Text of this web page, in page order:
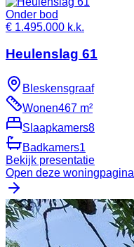
Onder bod
€ 1.495.000 k.k.
Heulenslag 61
Bleskensgraaf
Wonen467 m²
Slaapkamers8
Badkamers1
Bekijk presentatie
Open deze woningpagina